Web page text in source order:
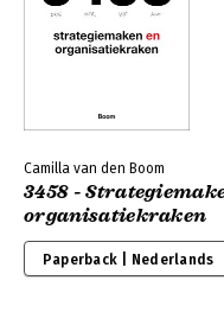
Camilla van den Boom
3458 -
organisatiekraken
Paperback | Nederlands